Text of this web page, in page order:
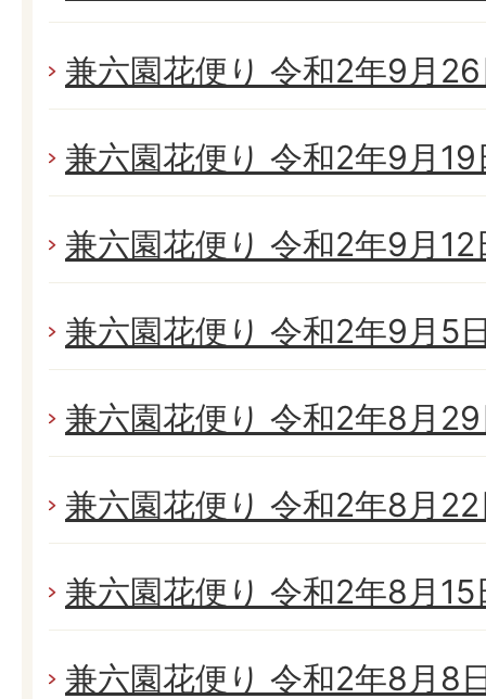
兼六園花便り 令和2年9月
兼六園花便り 令和2年9月
兼六園花便り 令和2年9月
兼六園花便り 令和2年9月5
兼六園花便り 令和2年8月
兼六園花便り 令和2年8月
兼六園花便り 令和2年8月
兼六園花便り 令和2年8月8